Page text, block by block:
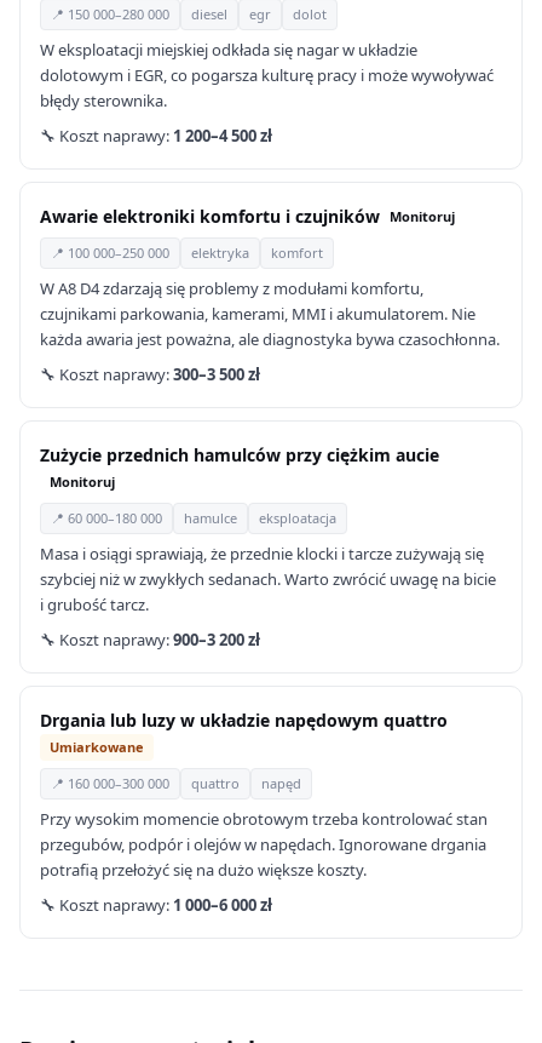
📍 150 000–280 000
diesel egr dolot
W eksploatacji miejskiej odkłada się nagar w układzie
dolotowym i EGR, co pogarsza kulturę pracy i może wywoływać
błędy sterownika.
🔧 Koszt naprawy: 1 200–4 500 zł
Awarie elektroniki komfortu i czujników Monitoruj
📍 100 000–250 000 elektryka komfort
W A8 D4 zdarzają się problemy z modułami komfortu,
czujnikami parkowania, kamerami, MMI i akumulatorem. Nie
każda awaria jest poważna, ale diagnostyka bywa czasochłonna.
🔧 Koszt naprawy:300–3 500 zł
Zużycie przednich hamulców przy ciężkim aucie
Monitoruj
📍 60 000–180 000
hamulce eksploatacja
Masa i osiągi sprawiają, że przednie klocki i tarcze zużywają się
szybciej niż w zwykłych sedanach. Warto zwrócić uwagę na bicie
i grubość tarcz.
🔧 Koszt naprawy:900–3 200 zł
Drgania lub luzy w układzie napędowym quattro
Umiarkowane
📍 160 000–300 000
quattro napęd
Przy wysokim momencie obrotowym trzeba kontrolować stan
przegubów, podpór i olejów w napędach. Ignorowane drgania
potrafią przełożyć się na dużo większe koszty.
🔧 Koszt naprawy: 1 000–6 000 zł